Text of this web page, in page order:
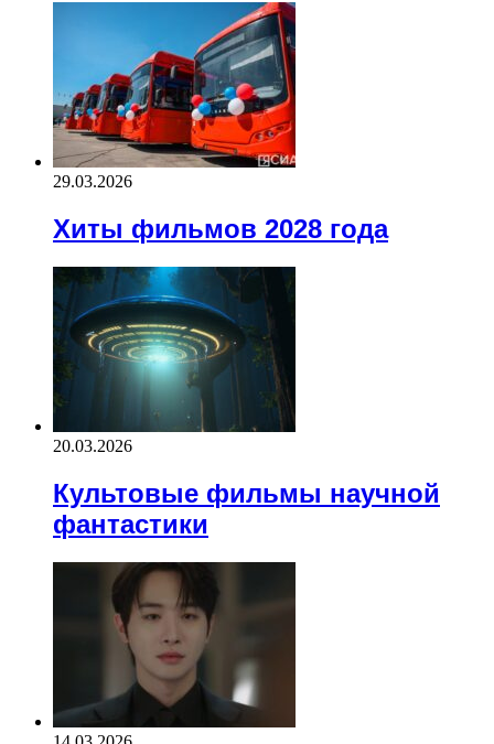
29.03.2026
Хиты фильмов 2028 года
20.03.2026
Культовые фильмы научной
фантастики